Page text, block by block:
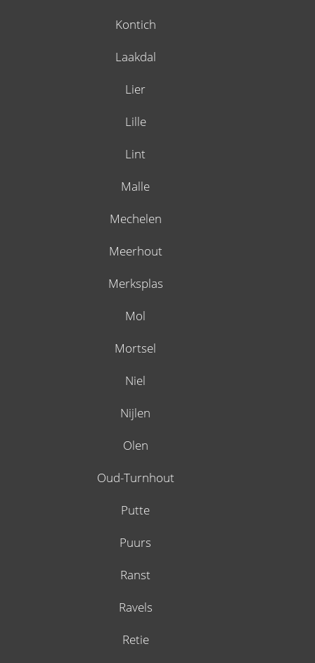
Kontich
Laakdal
Lier
Lille
Lint
Malle
Mechelen
Meerhout
Merksplas
Mol
Mortsel
Niel
Nijlen
Olen
Oud-Turnhout
Putte
Puurs
Ranst
Ravels
Retie